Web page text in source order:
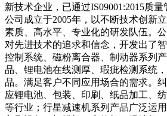
新技术企业，已通过IS09001:2015质量
公司成立于2005年，以不断技术创新
素质、高水平、专业化的研发队伍。
对先进技术的追求和信念，开发出了
控制系统、磁粉离合器、制动器系列
品、锂电池在线测厚、瑕疵检测系统
品。满足客户不同应用场合的需求。
应锂电池、包装、印刷、纸品加工、
等行业；行星减速机系列产品广泛运